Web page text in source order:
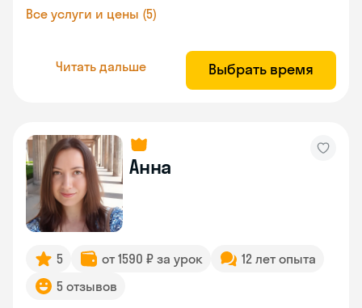
Все услуги и цены (5)
Читать дальше Выбрать время
Анна
5 от 1590 ₽ за урок
12 лет опыта
5 отзывов